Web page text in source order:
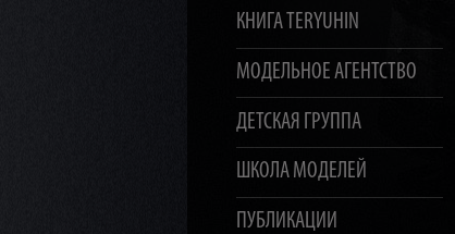
КНИГА TERYUHIN
МОДЕЛЬНОЕ АГЕНТСТВО
ДЕТСКАЯ ГРУППА
ШКОЛА МОДЕЛЕЙ
ПУБЛИКАЦИИ